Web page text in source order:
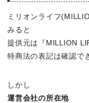
ミリオンライフ
みると
提供元は『MILLION
特商法の表記は確認で
しかし
運営会社の所在地